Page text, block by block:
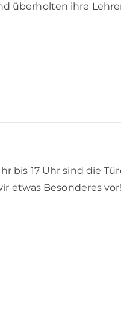
überholten ihre
bis 17 Uhr sind die
etwas Besonderes